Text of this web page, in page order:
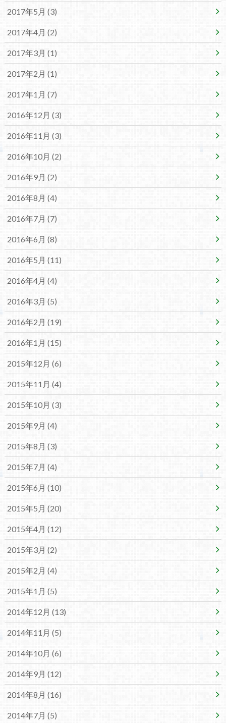
2017年5月 (3)
2017年4月 (2)
2017年3月 (1)
2017年2月 (1)
2017年1月 (7)
2016年12月 (3)
2016年11月 (3)
2016年10月 (2)
2016年9月 (2)
2016年8月 (4)
2016年7月 (7)
2016年6月 (8)
2016年5月 (11)
2016年4月 (4)
2016年3月 (5)
2016年2月 (19)
2016年1月 (15)
2015年12月 (6)
2015年11月 (4)
2015年10月 (3)
2015年9月 (4)
2015年8月 (3)
2015年7月 (4)
2015年6月 (10)
2015年5月 (20)
2015年4月 (12)
2015年3月 (2)
2015年2月 (4)
2015年1月 (5)
2014年12月 (13)
2014年11月 (5)
2014年10月 (6)
2014年9月 (12)
2014年8月 (16)
2014年7月 (5)